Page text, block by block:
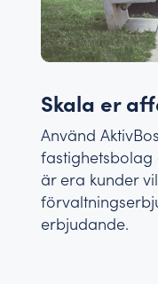
Skala er
Använd
fastighetsbolag
är era kunder
erbjudande.